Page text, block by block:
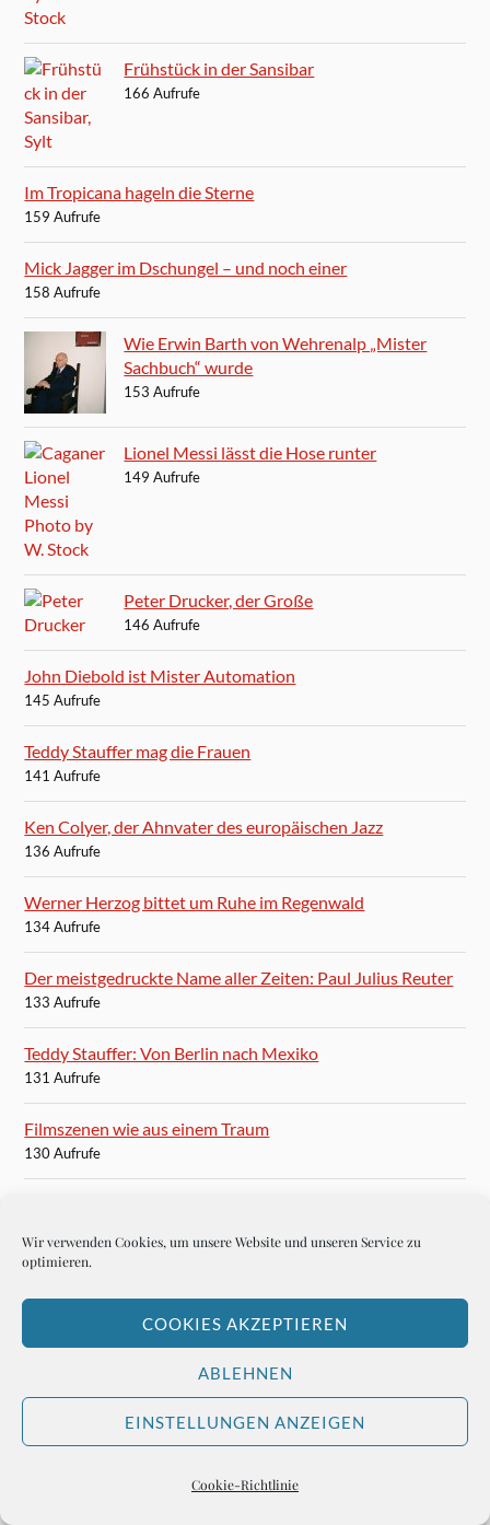
Wir verwenden Cookies, um unsere Website und unseren Service zu
optimieren.
COOKIES AKZEPTIEREN
ABLEHNEN
EINSTELLUNGEN ANZEIGEN
Cookie-Richtlinie
Frühstück in der Sansibar
166 Aufrufe
Im Tropicana hageln die Sterne
159 Aufrufe
Mick Jagger im Dschungel – und noch einer
158 Aufrufe
Wie Erwin Barth von Wehrenalp „Mister
Sachbuch“ wurde
153 Aufrufe
Lionel Messi lässt die Hose runter
149 Aufrufe
Peter Drucker, der Große
146 Aufrufe
John Diebold ist Mister Automation
145 Aufrufe
Teddy Stauffer mag die Frauen
141 Aufrufe
Ken Colyer, der Ahnvater des europäischen Jazz
136 Aufrufe
Werner Herzog bittet um Ruhe im Regenwald
134 Aufrufe
Der meistgedruckte Name aller Zeiten: Paul Julius Reuter
133 Aufrufe
Teddy Stauffer: Von Berlin nach Mexiko
131 Aufrufe
Filmszenen wie aus einem Traum
130 Aufrufe
123 Aufrufe
John Naisbitt: China, China, China!
Mein Gott, welch eine großartige Zeit!